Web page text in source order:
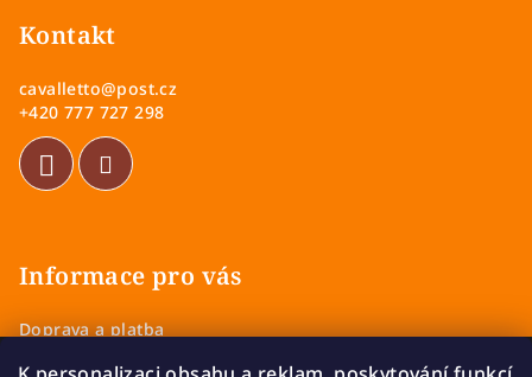
Kontakt
cavalletto@post.cz
+420 777 727 298
Informace pro vás
Doprava a platba